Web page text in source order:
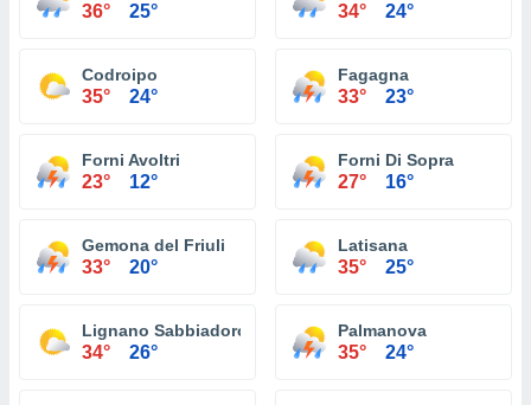
36° 25° 34° 24°
Codroipo
35° 24°
Fagagna
33° 23°
Forni Avoltri
23° 12°
Forni Di Sopra
27° 16°
Gemona del Friuli
33° 20°
Latisana
35° 25°
Lignano Sabbiadoro
34° 26°
Palmanova
35° 24°